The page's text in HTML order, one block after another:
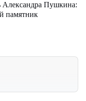
Александра Пушкина:
памятник